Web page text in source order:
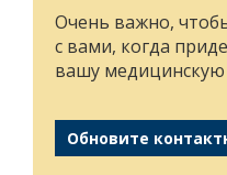
Очень важно,
с вами, когда
вашу медицинскую
Обновите